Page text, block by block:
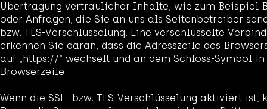
Übertragung vertraulicher Inhalte, wie zum Beispiel
oder Anfragen, die Sie an uns als Seitenbetreiber
bzw. TLS-Verschlüsselung. Eine verschlüsselte
erkennen Sie daran, dass die Adresszeile des
auf „https://“ wechselt und an dem Schloss-Symbol
Browserzeile.
Wenn die SSL- bzw. TLS-Verschlüsselung aktiviert ist,